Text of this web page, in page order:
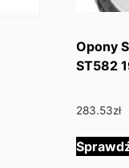
Opony
ST582
283.53zł